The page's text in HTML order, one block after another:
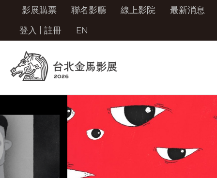
影展購票 聯名影廳 線上影院
最新消息
登入
註冊 EN